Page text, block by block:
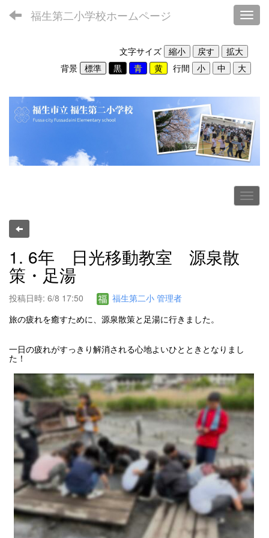
福生第二小学校ホームページ
文字サイズ
背景
行間
1. 6年 日光移動教室 源泉散
策・足湯
投稿日時: 6/8 17:50
福生第二小 管理者
旅の疲れを癒すために、源泉散策と足湯に行きました。
一日の疲れがすっきり解消される心地よいひとときとなりまし
た！